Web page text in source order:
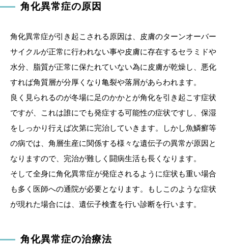
角化異常症の原因
角化異常症が引き起こされる原因は、皮膚のターンオーバー
サイクルが正常に行われない事や皮膚に存在するセラミドや
水分、脂質が正常に保たれていない為に皮膚が乾燥し、悪化
すれば角質層が分厚くなり亀裂や落屑があらわれます。
良く見られるのが冬場に足のかかとが角化を引き起こす症状
ですが、これは誰にでも発症する可能性の症状ですし、保湿
をしっかり行えば次第に完治していきます。しかし魚鱗癬等
の病では、角層生産に関係する様々な遺伝子の異常が原因と
なりますので、完治が難しく闘病生活も長くなります。
そして全身に角化異常症が発症されるように症状も重い場合
も多く医師への通院が必要となります。もしこのような症状
が現れた場合には、遺伝子検査を行い診断を行います。
角化異常症の治療法